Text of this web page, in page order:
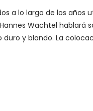
a lo largo de los años
Wachtel hablará
y blando. La